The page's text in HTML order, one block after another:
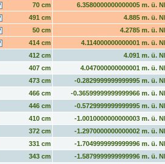
70 cm
6.3580000000000005 m. ü.
491 cm
4.885 m. ü.
50 cm
4.2785 m. ü.
414 cm
4.114000000000001 m. ü.
412 cm
4.091 m. ü.
407 cm
4.047000000000001 m. ü.
473 cm
-0.2829999999999995 m. ü.
466 cm
-0.36599999999999966 m. ü.
446 cm
-0.5729999999999995 m. ü.
410 cm
-1.0010000000000003 m. ü.
372 cm
-1.2970000000000002 m. ü.
331 cm
-1.7049999999999996 m. ü.
343 cm
-1.5879999999999996 m. ü.